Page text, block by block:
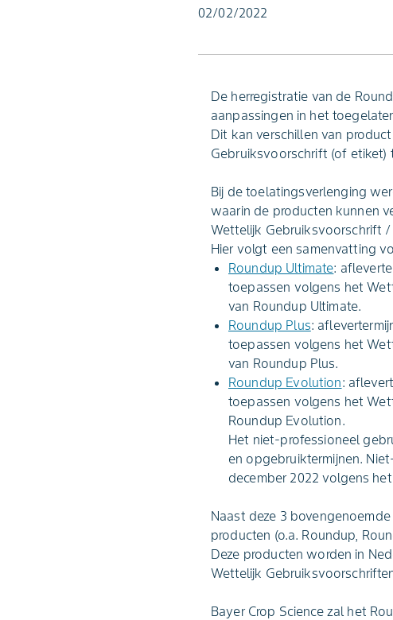
02/02/2022
De herregistratie van de
aanpassingen in het
Dit kan verschillen van
Gebruiksvoorschrift (of etiket)
Bij de toelatingsverlenging
waarin de producten kunnen
Wettelijk Gebruiksvoorschrift
Hier volgt een samenvatting
Roundup Ultimate:
toepassen volgens het
van Roundup Ultimate.
Roundup Plus:
toepassen volgens het
van Roundup Plus.
Roundup Evolution:
toepassen volgens het
Roundup Evolution.
Het niet-professioneel
en opgebruiktermijnen.
december 2022 volgens
Naast deze 3
producten (o.a. Roundup,
Deze producten worden in
Wettelijk
Bayer Crop Science zal het